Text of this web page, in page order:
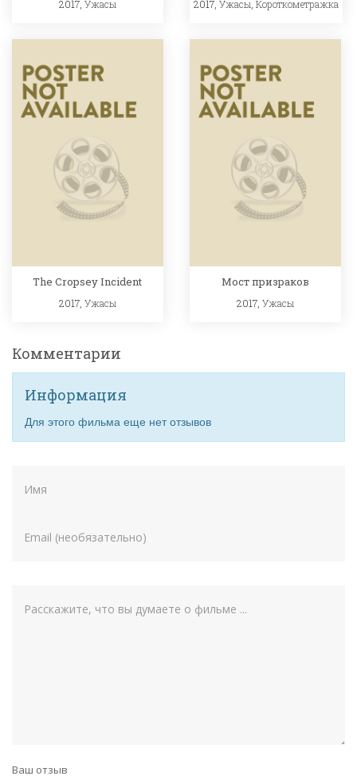
2017, Ужасы 2017,Ужасы ,Короткометражка
The Cropsey Incident
2017, Ужасы
Мост призраков
2017,Ужасы
Комментарии
Информация
Для этого фильма еще нет отзывов
Ваш отзыв